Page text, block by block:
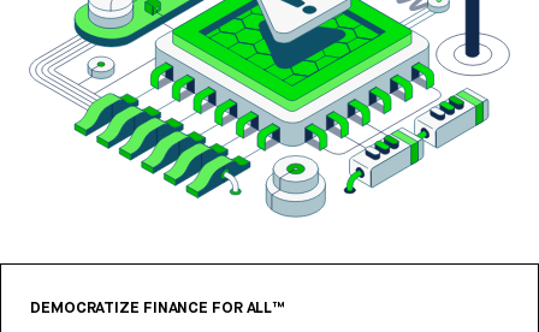
DEMOCRATIZE FINANCE FOR ALL™